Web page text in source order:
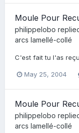
Moule Pour
philippelobo
arcs lamellé-collé
C'est fait tu l'as
May 25, 2004
Moule Pour
philippelobo
arcs lamellé-collé